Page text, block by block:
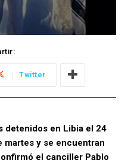
Twitter
detenidos en Libia el 24
martes y se encuentran
el canciller Pablo